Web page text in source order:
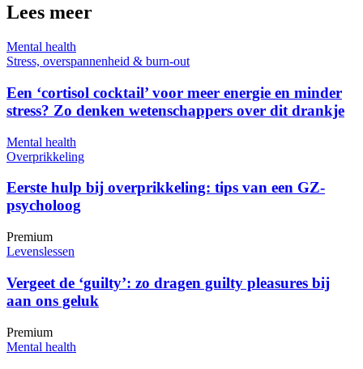
Lees meer
Mental health
Stress, overspannenheid & burn-out
Een ‘cortisol cocktail’ voor meer energie en minder
stress? Zo denken wetenschappers over dit drankje
Mental health
Overprikkeling
Eerste hulp bij overprikkeling: tips van een GZ-
psycholoog
Premium
Levenslessen
Vergeet de ‘guilty’: zo dragen guilty pleasures bij
aan ons geluk
Premium
Mental health